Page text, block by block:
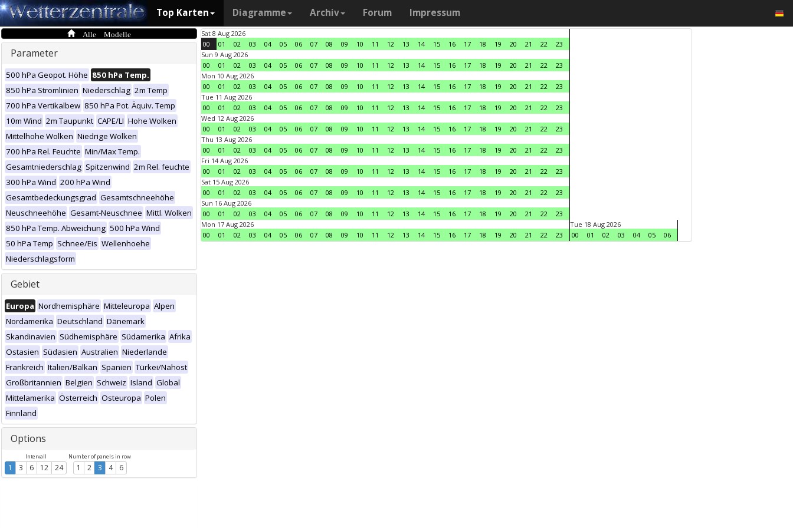
Top Karten Diagramme Archiv Forum Impressum
Alle Modelle
Parameter
500 hPa Geopot. Höhe 850 hPa Temp.
850 hPa Stromlinien Niederschlag 2m Temp
700 hPa Vertikalbew 850 hPa Pot. Äquiv. Temp
10m Wind 2m Taupunkt CAPE/LI Hohe Wolken
Mittelhohe Wolken Niedrige Wolken
700 hPa Rel. Feuchte Min/Max Temp.
Gesamtniederschlag Spitzenwind 2m Rel. feuchte
300 hPa Wind 200 hPa Wind
Gesamtbedeckungsgrad Gesamtschneehöhe
Neuschneehöhe Gesamt-Neuschnee Mittl. Wolken
850 hPa Temp. Abweichung 500 hPa Wind
50 hPa Temp Schnee/Eis Wellenhoehe
Niederschlagsform
Gebiet
Europa Nordhemisphäre Mitteleuropa Alpen
Nordamerika Deutschland Dänemark
Skandinavien Südhemisphäre Südamerika Afrika
Ostasien Südasien Australien Niederlande
Frankreich Italien/Balkan Spanien Türkei/Nahost
Großbritannien Belgien Schweiz Island Global
Mittelamerika Österreich Osteuropa Polen
Finnland
Options
Intervall
1 3 6 12 24
Number of panels in row
1 2 3 4 6
Sat 8 Aug 2026
00
01 02 03 04 05 06 07 08 09 10 11 12 13 14 15 16 17 18 19 20 21 22
23
Sun 9 Aug 2026
00
01 02 03 04 05 06 07 08 09 10 11 12 13 14 15 16 17 18 19 20 21 22
23
Mon 10 Aug 2026
00
01 02 03 04 05 06 07 08 09 10 11 12 13 14 15 16 17 18 19 20 21 22
23
Tue 11 Aug 2026
00
01 02 03 04 05 06 07 08 09 10 11 12 13 14 15 16 17 18 19 20 21 22
23
Wed 12 Aug 2026
00
01 02 03 04 05 06 07 08 09 10 11 12 13 14 15 16 17 18 19 20 21 22
23
Thu 13 Aug 2026
00
01 02 03 04 05 06 07 08 09 10 11 12 13 14 15 16 17 18 19 20 21 22
23
Fri 14 Aug 2026
00
01 02 03 04 05 06 07 08 09 10 11 12 13 14 15 16 17 18 19 20 21 22
23
Sat 15 Aug 2026
00
01 02 03 04 05 06 07 08 09 10 11 12 13 14 15 16 17 18 19 20 21 22
23
Sun 16 Aug 2026
00
01 02 03 04 05 06 07 08 09 10 11 12 13 14 15 16 17 18 19 20 21 22
23
Mon 17 Aug 2026
00
01 02 03 04 05 06 07 08 09 10 11 12 13 14 15 16 17 18 19 20 21 22 23
Tue 18 Aug 2026
00
01 02 03 04 05 06